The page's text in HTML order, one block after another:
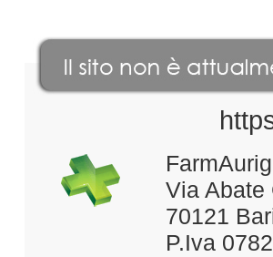
Via Abate
70121
P.Iva